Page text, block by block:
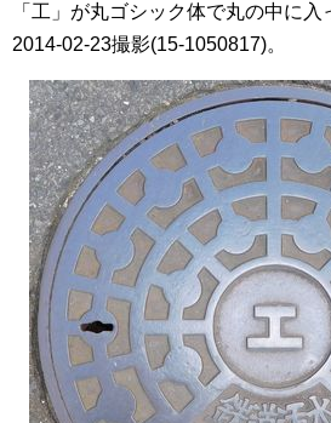
「工」が丸ゴシック体で丸の中に入
2014-02-23撮影(15-1050817)。